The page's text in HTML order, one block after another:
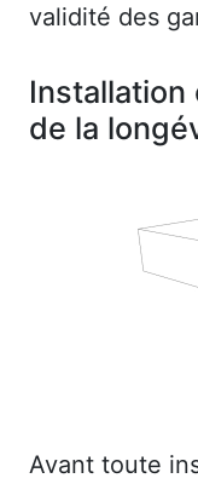
validité des
Installation
de la
Avant toute